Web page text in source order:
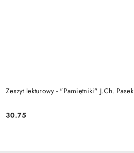
Zeszyt lekturowy - "Pamiętniki" J.Ch. Pasek
Cena:
30.75